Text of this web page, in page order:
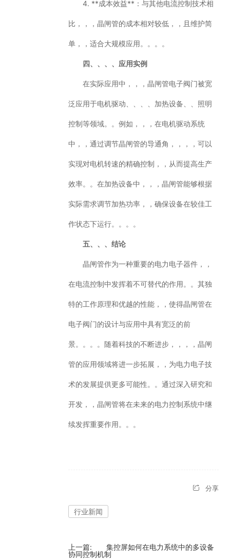
4. **成本效益**：与其他电流控制技术相
比，，，晶闸管的成本相对较低，，且维护简
单，，适合大规模应用。。。。
四、、、、应用实例
在实际应用中，，，晶闸管电子阀门被宽
泛应用于电机驱动、、、、加热设备、、照明
控制等领域。。例如，，，在电机驱动系统
中，，通过调节晶闸管的导通角，，，，可以
实现对电机转速的精确控制，，从而提高生产
效率。。在加热设备中，，，晶闸管能够根据
实际需求调节加热功率，，确保设备在较佳工
作状态下运行。。。。
五、、、结论
晶闸管作为一种重要的电力电子器件，，
在电流控制中发挥着不可替代的作用。。其独
特的工作原理和优越的性能，，使得晶闸管在
电子阀门的设计与应用中具有宽泛的前
景。。。。随着科技的不断进步，，，，晶闸
管的应用领域将进一步拓展，，为电力电子技
术的发展提供更多可能性。。通过深入研究和
开发，，晶闸管将在未来的电力控制系统中继
续发挥重要作用。。。
分享
行业新闻
上一篇:
集控屏如何在电力系统中的多设备
协同控制机制